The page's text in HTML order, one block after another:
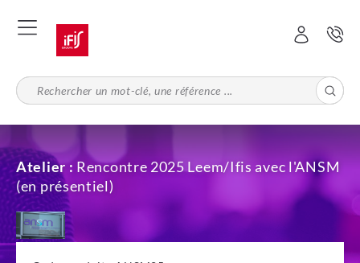
au
principal
Atelier : Rencontre 2025 Leem/Ifis avec l'ANSM
(en présentiel)